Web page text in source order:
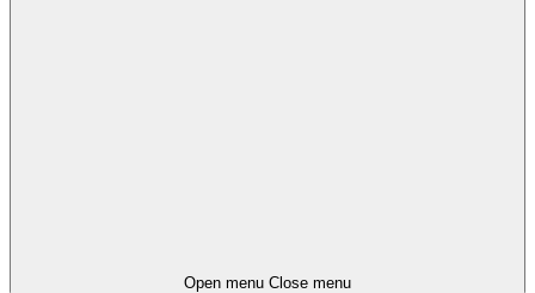
Open menu Close menu